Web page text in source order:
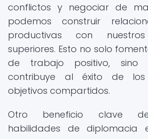
conflictos y negociar de
podemos construir
productivas con
superiores. Esto no solo
de trabajo positivo, sino
contribuye al éxito de
objetivos compartidos.
Otro beneficio clave
habilidades de diplomacia